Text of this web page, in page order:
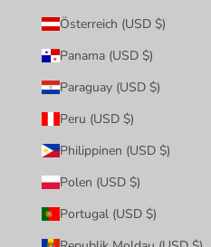
Österreich (USD $)
Panama (USD $)
Paraguay (USD $)
Peru (USD $)
Philippinen (USD $)
Polen (USD $)
Portugal (USD $)